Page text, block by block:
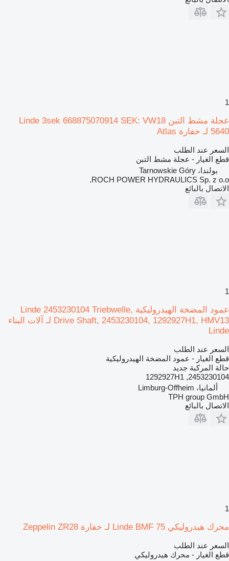
1
عجلة مشط التبن Linde 3sek 668875070914 SEK: VW18
5640 لـ حفارة Atlas
السعر عند الطلب
قطع الغيار - عجلة مشط التبن
بولندا، Tarnowskie Góry
ROCH POWER HYDRAULICS Sp. z o.o.
الاتصال بالبائع
1
عمود المضخة الهيدروليكية Linde 2453230104 Triebwelle,
Drive Shaft, 2453230104, 1292927H1, HMV13 لـ آلات البناء
Linde
السعر عند الطلب
قطع الغيار - عمود المضخة الهيدروليكية
حالة المركبة جديد
2453230104, 1292927H1
ألمانيا، Limburg-Offheim
TPH group GmbH
الاتصال بالبائع
1
محرك هيدروليكي Linde BMF 75 لـ حفارة Zeppelin ZR28
السعر عند الطلب
قطع الغيار - محرك هيدروليكي